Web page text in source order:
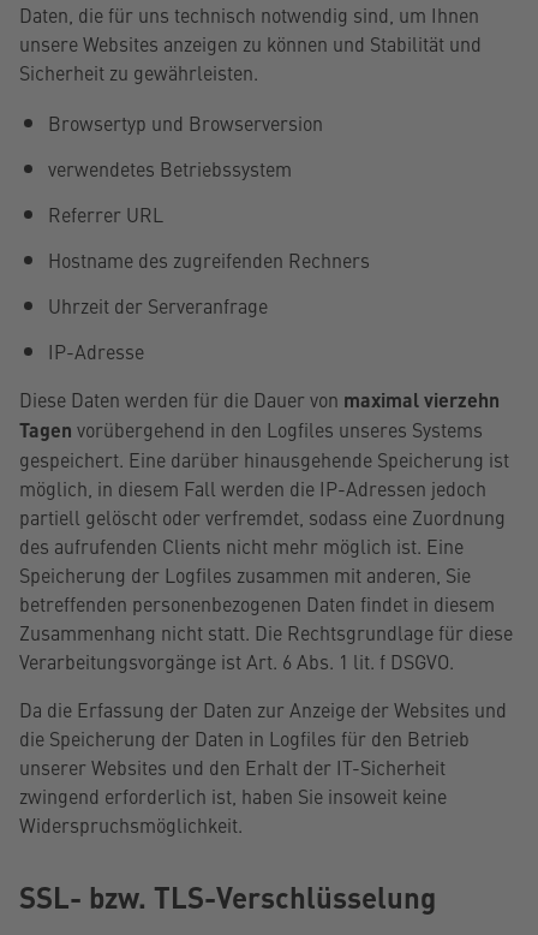
Daten, die für uns technisch notwendig sind, um Ihnen
unsere Websites anzeigen zu können und Stabilität und
Sicherheit zu gewährleisten.
Browsertyp und Browserversion
verwendetes Betriebssystem
Referrer URL
Hostname des zugreifenden Rechners
Uhrzeit der Serveranfrage
IP-Adresse
Diese Daten werden für die Dauer von maximal vierzehn
Tagen vorübergehend in den Logfiles unseres Systems
gespeichert. Eine darüber hinausgehende Speicherung ist
möglich, in diesem Fall werden die IP-Adressen jedoch
partiell gelöscht oder verfremdet, sodass eine Zuordnung
des aufrufenden Clients nicht mehr möglich ist. Eine
Speicherung der Logfiles zusammen mit anderen, Sie
betreffenden personenbezogenen Daten findet in diesem
Zusammenhang nicht statt. Die Rechtsgrundlage für diese
Verarbeitungsvorgänge ist Art. 6 Abs. 1 lit. f DSGVO.
Da die Erfassung der Daten zur Anzeige der Websites und
die Speicherung der Daten in Logfiles für den Betrieb
unserer Websites und den Erhalt der IT-Sicherheit
zwingend erforderlich ist, haben Sie insoweit keine
Widerspruchsmöglichkeit.
SSL- bzw. TLS-Verschlüsselung